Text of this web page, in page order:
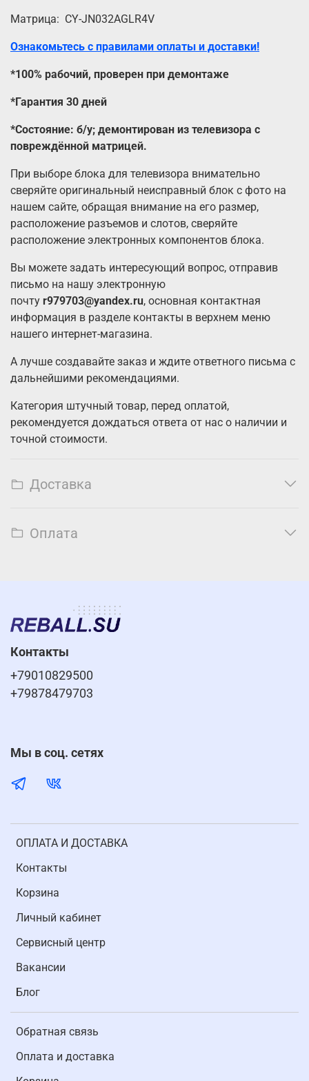
Матрица: CY-JN032AGLR4V
Ознакомьтесь с правилами оплаты и доставки!
*100% рабочий, проверен при демонтаже
*Гарантия 30 дней
*Состояние: б/у; демонтирован из телевизора с
повреждённой матрицей.
При выборе блока для телевизора внимательно
сверяйте оригинальный неисправный блок с фото на
нашем сайте, обращая внимание на его размер,
расположение разъемов и слотов, сверяйте
расположение электронных компонентов блока.
Вы можете задать интересующий вопрос, отправив
письмо на нашу электронную
почту r979703@yandex.ru, основная контактная
информация в разделе контакты в верхнем меню
нашего интернет-магазина.
А лучше создавайте заказ и ждите ответного письма с
дальнейшими рекомендациями.
Категория штучный товар, перед оплатой,
рекомендуется дождаться ответа от нас о наличии и
точной стоимости.
Доставка
Оплата
ОПЛАТА И ДОСТАВКА
Контакты
Корзина
Личный кабинет
Cервисный центр
Вакансии
Блог
Обратная связь
Оплата и доставка
Контакты
+79010829500
+79878479703
Мы в соц. сетях